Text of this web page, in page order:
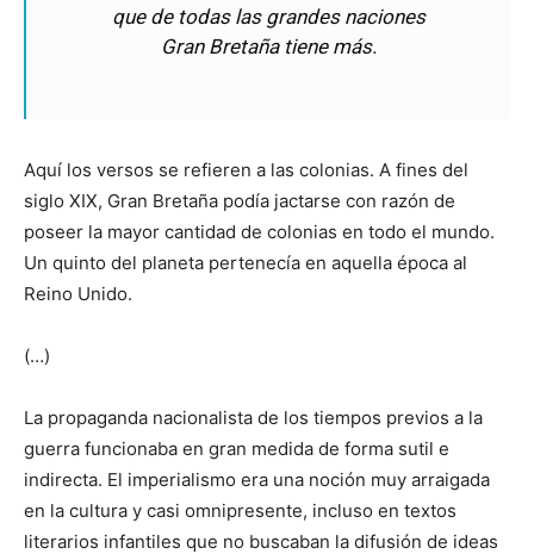
que de todas las grandes naciones
Gran Bretaña tiene más.
Aquí los versos se refieren a las colonias. A fines del
siglo XIX, Gran Bretaña podía jactarse con razón de
poseer la mayor cantidad de colonias en todo el mundo.
Un quinto del planeta pertenecía en aquella época al
Reino Unido.
(…)
La propaganda nacionalista de los tiempos previos a la
guerra funcionaba en gran medida de forma sutil e
indirecta. El imperialismo era una noción muy arraigada
en la cultura y casi omnipresente, incluso en textos
literarios infantiles que no buscaban la difusión de ideas